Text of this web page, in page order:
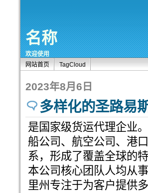
名称
欢迎使用
网站首页
TagCloud
2023年8月6日
多样化的圣路易
是国家级货运代理企业
船公司、航空公司、港
系，形成了覆盖全球的
本公司核心团队人均从
里州专注于为客户提供